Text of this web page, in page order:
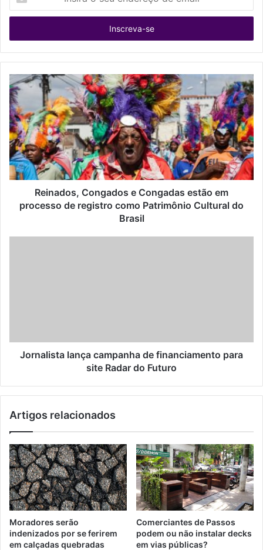
seu
de
email
Reinados, Congados e Congadas estão em
processo de registro como Patrimônio Cultural do
Brasil
Jornalista lança campanha de financiamento para
site Radar do Futuro
Artigos relacionados
Moradores serão
indenizados por se ferirem
em calçadas quebradas
Comerciantes de Passos
podem ou não instalar decks
em vias públicas?